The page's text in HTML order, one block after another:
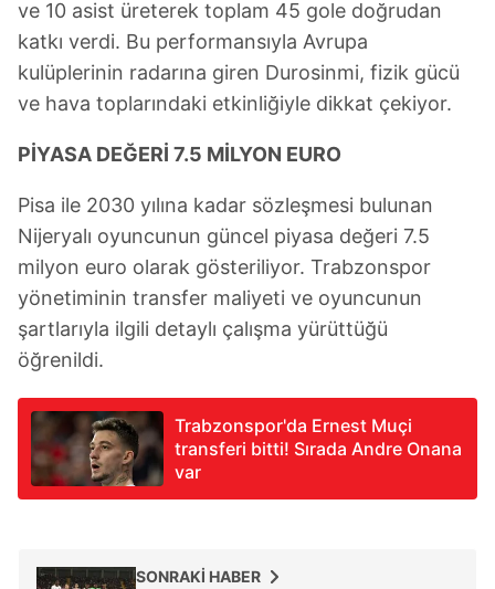
Çerezlere ilişkin tercihlerinizi aşağıda yer alan panel
vasıtasıyla belirleyebilirsiniz. Çerezlere ilişkin detaylı bilgi
için Ayarlar butonuna tıklayabilir,Çerez Bilgilendirme
Metnimizi
ziyaret edebilirsiniz.
6698 sayılı Kişisel Verilerin Korunması Kanunu uyarınca
hazırlanmış Aydınlatma Metnimizi okumak ve sitemizde
ilgili mevzuata uygun olarak kullanılan çerezlerle ilgili bilgi
almak için lütfen
ve 10 asist üreterek toplam 45 gole doğrudan
katkı verdi. Bu performansıyla Avrupa
kulüplerinin radarına giren Durosinmi, fizik gücü
ve hava toplarındaki etkinliğiyle dikkat çekiyor.
PİYASA DEĞERİ 7.5 MİLYON EURO
Pisa ile 2030 yılına kadar sözleşmesi bulunan
Nijeryalı oyuncunun güncel piyasa değeri 7.5
milyon euro olarak gösteriliyor. Trabzonspor
yönetiminin transfer maliyeti ve oyuncunun
şartlarıyla ilgili detaylı çalışma yürüttüğü
öğrenildi.
Trabzonspor'da Ernest Muçi
transferi bitti! Sırada Andre Onana
var
SONRAKİ HABER